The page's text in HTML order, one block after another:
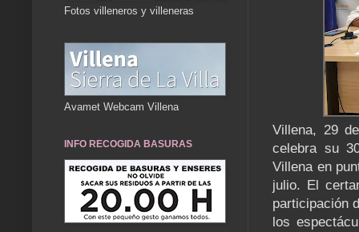
Villena, 29
celebra su
Villena en
julio. El
participación
los
Fotos villeneros y villeneras
Avamet Webcam Villena
INFO RECOGIDA BASURAS